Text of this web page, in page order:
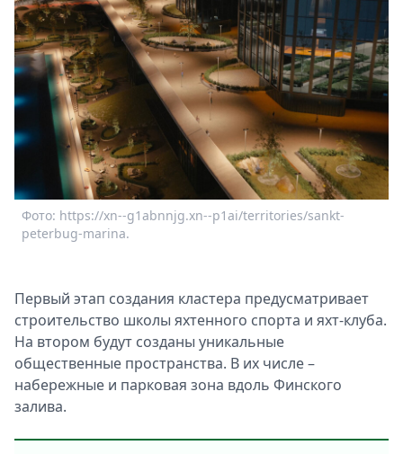
Фото: https://xn--g1abnnjg.xn--p1ai/territories/sankt-
peterbug-marina.
Первый этап создания кластера предусматривает
строительство школы яхтенного спорта и яхт-клуба.
На втором будут созданы уникальные
общественные пространства. В их числе –
набережные и парковая зона вдоль Финского
залива.